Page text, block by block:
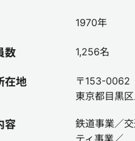
1970年
数 1,256名
在地
〒153-0062
東京都目黒
容
鉄道事業／
ティ事業／